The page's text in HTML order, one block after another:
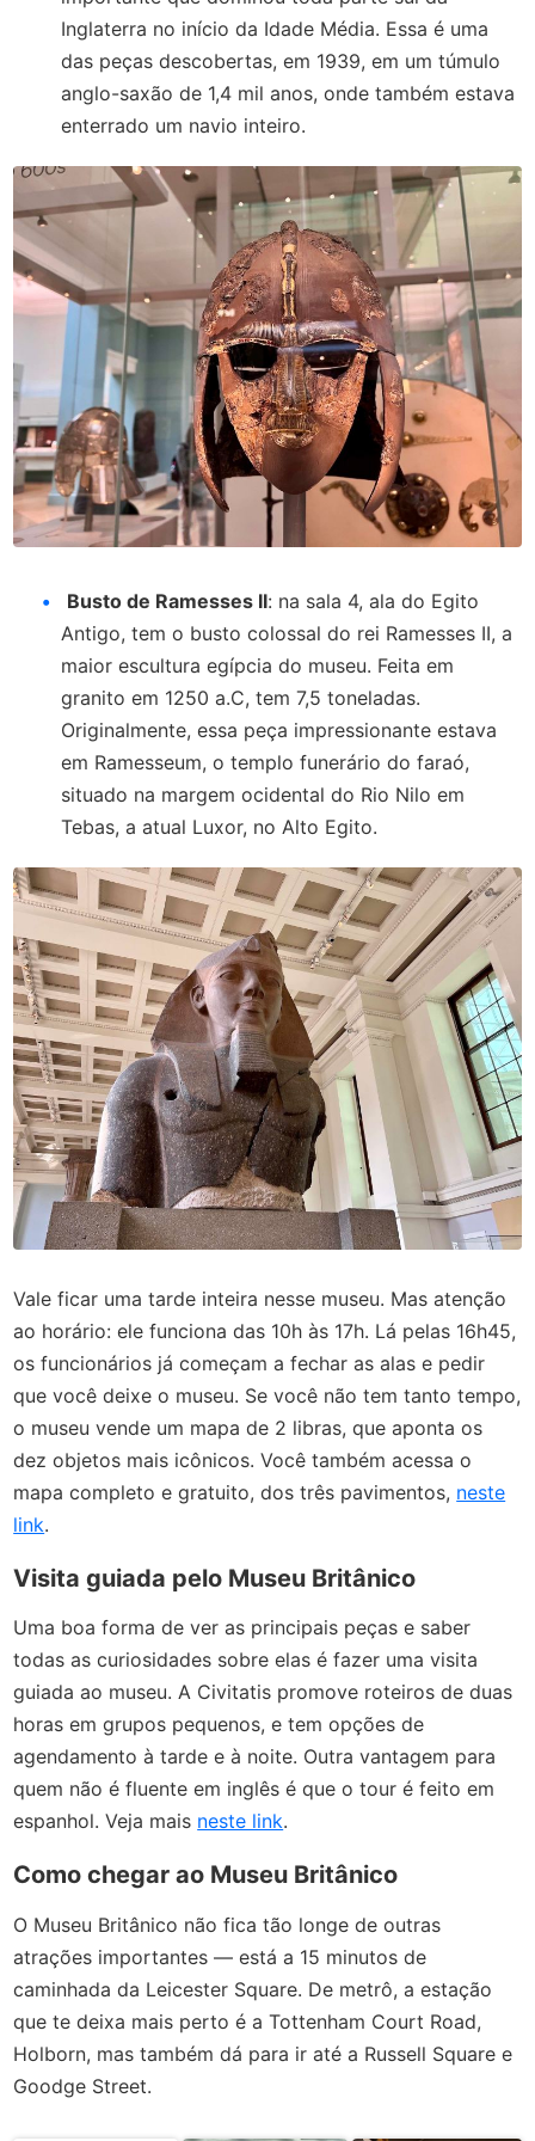
Inglaterra no início da Idade Média. Essa é uma
das peças descobertas, em 1939, em um túmulo
anglo-saxão de 1,4 mil anos, onde também estava
enterrado um navio inteiro.
Busto de Ramesses II: na sala 4, ala do Egito
Antigo, tem o busto colossal do rei Ramesses II, a
maior escultura egípcia do museu. Feita em
granito em 1250 a.C, tem 7,5 toneladas.
Originalmente, essa peça impressionante estava
em Ramesseum, o templo funerário do faraó,
situado na margem ocidental do Rio Nilo em
Tebas, a atual Luxor, no Alto Egito.
Vale ficar uma tarde inteira nesse museu. Mas atenção
ao horário: ele funciona das 10h às 17h. Lá pelas 16h45,
os funcionários já começam a fechar as alas e pedir
que você deixe o museu. Se você não tem tanto tempo,
o museu vende um mapa de 2 libras, que aponta os
dez objetos mais icônicos. Você também acessa o
mapa completo e gratuito, dos três pavimentos, neste
link.
Visita guiada pelo Museu Britânico
Uma boa forma de ver as principais peças e saber
todas as curiosidades sobre elas é fazer uma visita
guiada ao museu. A Civitatis promove roteiros de duas
horas em grupos pequenos, e tem opções de
agendamento à tarde e à noite. Outra vantagem para
quem não é fluente em inglês é que o tour é feito em
espanhol. Veja mais neste link.
Como chegar ao Museu Britânico
O Museu Britânico não fica tão longe de outras
atrações importantes — está a 15 minutos de
caminhada da Leicester Square. De metrô, a estação
que te deixa mais perto é a Tottenham Court Road,
Holborn, mas também dá para ir até a Russell Square e
Goodge Street.